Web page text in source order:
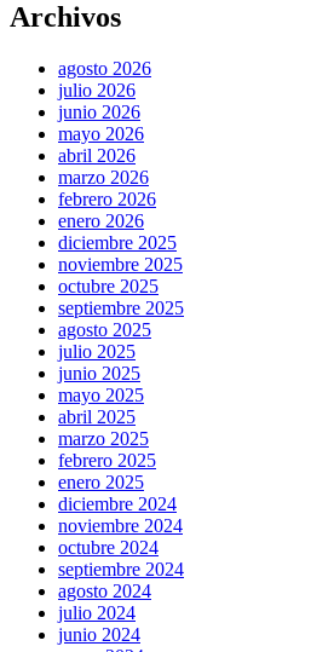
Archivos
agosto 2026
julio 2026
junio 2026
mayo 2026
abril 2026
marzo 2026
febrero 2026
enero 2026
diciembre 2025
noviembre 2025
octubre 2025
septiembre 2025
agosto 2025
julio 2025
junio 2025
mayo 2025
abril 2025
marzo 2025
febrero 2025
enero 2025
diciembre 2024
noviembre 2024
octubre 2024
septiembre 2024
agosto 2024
julio 2024
junio 2024